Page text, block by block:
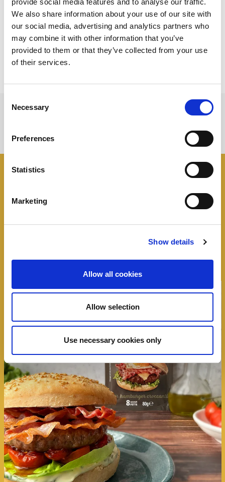
We also share information about your use of our site with
our social media, advertising and analytics partners who
may combine it with other information that you’ve
provided to them or that they’ve collected from your use
of their services.
Selection
Necessary
Preferences
Statistics
Marketing
Show details
Allow all cookies
Allow selection
Use necessary cookies only
prime parole che ci vengono in mente per
descrivere questo panino che siamo sicuri
diventerà il vostro pranzo preferito dell’estate.
I panini Negroni